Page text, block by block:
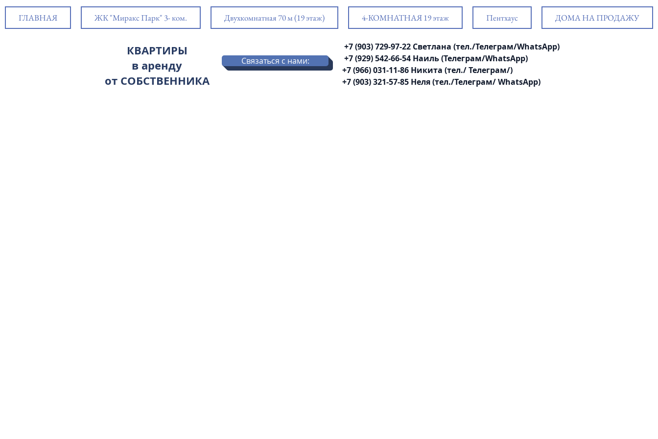
ГЛАВНАЯ ЖК "Миракс Парк" 3- ком. Двухкомнатная 70 м (19 этаж) 4-КОМНАТНАЯ 19 этаж Пентхаус ДОМА НА ПРОДАЖУ
КВАРТИРЫ
в аренду
от СОБСТВЕННИКА
Связаться с нами:
+7 (903) 729-97-22 Светлана (тел./Телеграм/WhatsApp)
+7 (929) 542-66-54 Наиль (Телеграм/WhatsApp)
+7 (966) 031-11-86 Никита (тел./ Телеграм/)
+7 (903) 321-57-85 Неля (тел./Телеграм/ WhatsApp)